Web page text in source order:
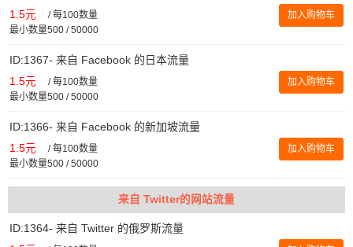
1.5元 /每100数量
最小数量500 / 50000
加入购物车
ID:1367- 来自 Facebook 的日本流量
1.5元 /每100数量
最小数量500 / 50000
加入购物车
ID:1366- 来自 Facebook 的新加坡流量
1.5元 /每100数量
最小数量500 / 50000
加入购物车
来自 Twitter的网站流量
ID:1364- 来自 Twitter 的俄罗斯流量